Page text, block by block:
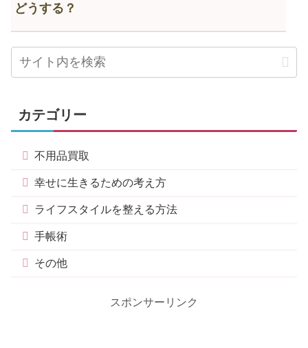
どうする？
カテゴリー
不用品買取
幸せに生きるための考え方
ライフスタイルを整える方法
手帳術
その他
スポンサーリンク